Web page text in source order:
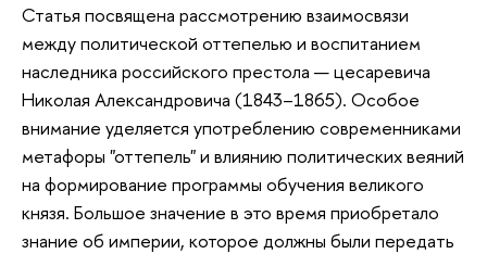
Статья посвящена рассмотрению взаимосвязи
между политической оттепелью и воспитанием
наследника российского престола — цесаревича
Николая Александровича (1843–1865). Особое
внимание уделяется употреблению современниками
метафоры "оттепель" и влиянию политических веяний
на формирование программы обучения великого
князя. Большое значение в это время приобретало
знание об империи, которое должны были передать